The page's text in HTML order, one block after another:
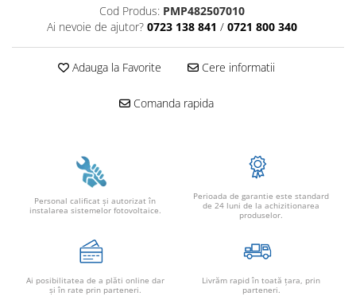
Cod Produs: PMP482507010
Ai nevoie de ajutor? 0723 138 841 / 0721 800 340
Adauga la Favorite Cere informatii
Comanda rapida
Personal calificat şi autorizat în
instalarea sistemelor fotovoltaice.
Perioada de garantie este standard
de 24 luni de la achizitionarea
produselor.
Ai posibilitatea de a plăti online dar
şi în rate prin parteneri.
Livrăm rapid în toată țara, prin
parteneri.